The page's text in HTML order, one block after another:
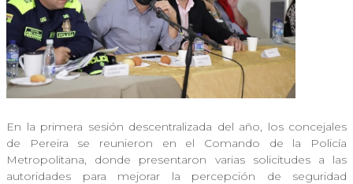
En la primera sesión descentralizada del año, los concejales
de Pereira se reunieron en el Comando de la Policía
Metropolitana, donde presentaron varias solicitudes a las
autoridades para mejorar la percepción de seguridad